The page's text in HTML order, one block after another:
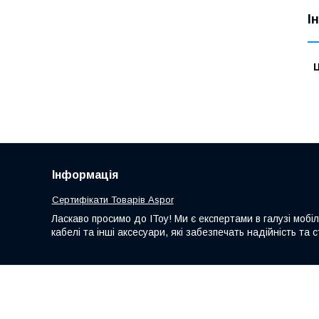
Інформація
Сертифікати Товарів Aspor
Ласкаво просимо до IToy! Ми є експертами в галузі
кабелі та інші аксесуари, які забезпечать надійність